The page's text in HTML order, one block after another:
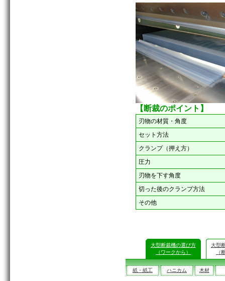
【断裁のポイント】
刃物の材質・角度
セット方法
クランプ（押え方）
圧力
刃物を下す角度
切った後のクランプ方法
その他
大型断裁機の選び方
（ワークから）
大型
（
紙・紙工 ハニカム 木材